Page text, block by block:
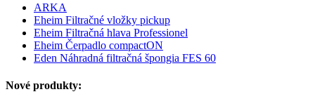
ARKA
Eheim Filtračné vložky pickup
Eheim Filtračná hlava Professionel
Eheim Čerpadlo compactON
Eden Náhradná filtračná špongia FES 60
Nové produkty: